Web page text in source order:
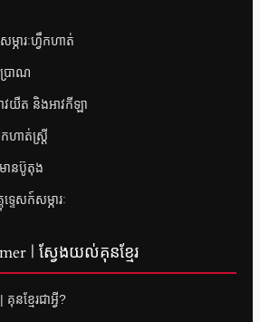
ភារៈហ្វឹកហាត់
រាណ
វយឺត និងអាវកីឡា
ហាត់ស្ត្រី
ានប៊ូតុង
េសក៍សម្ភារៈ
| ស្វែងយល់គុនខ្មែរ
ខ្មែរជាអ្វី?